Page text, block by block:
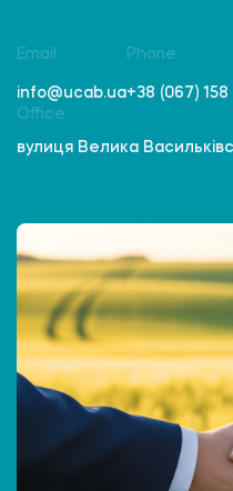
Email
info@ucab.ua
Phone
+38 (067) 158
Office
вулиця Велика